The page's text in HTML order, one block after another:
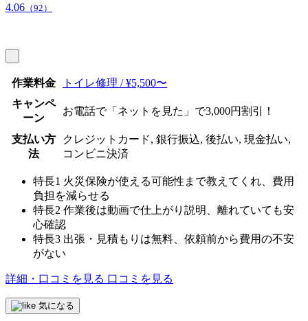
4.06 （92）
作業料金
トイレ修理 / ¥5,500〜
キャンペ
ーン
お電話で「ネットを見た」で3,000円割引！
支払い方
法
クレジットカード, 銀行振込, 後払い, 現金払い,
コンビニ決済
特長1 火災保険が使える可能性まで教えてくれ、費用
負担を減らせる
特長2 作業後は動画で仕上がり説明、離れていても安
心確認
特長3 出張・見積もりは無料、依頼前から費用の不安
がない
詳細・口コミを見る 口コミを見る
気になる